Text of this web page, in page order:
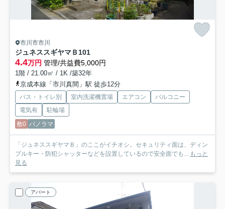
市川市市川
ジュネススギヤマＢ101
4.4万円 管理/共益費5,000円
1階 / 21.00㎡ / 1K /築32年
京成本線「市川真間」駅 徒歩12分
バス・トイレ別 室内洗濯機置場 エアコン
バルコニー
電気有
駐輪場
敷0 パノラマ
「ジュネススギヤマＢ」のここがイチオシ。セキュリティ面は、ディン
プルキー・防犯シャッターなどを設置しているので安全面でも... もっと
見る
アパート